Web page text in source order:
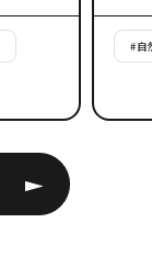
#自